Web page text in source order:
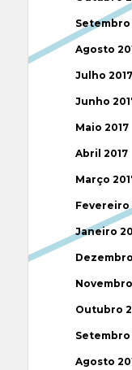
Setembro
Agosto
Julho 2017
Junho
Maio 2017
Abril 2017
Março
Fevereiro
Janeiro
Outubro
Setembro
Agosto